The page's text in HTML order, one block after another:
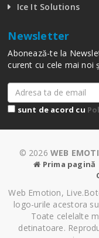
Ice It Solutions
Newsletter
Abonează-te la
curent cu cele mai noi
sunt de acord cu
© 2026 WEB
Prima pagină
Web Emotion,
logo-urile acestora
Toate celelalte
detinatoare.